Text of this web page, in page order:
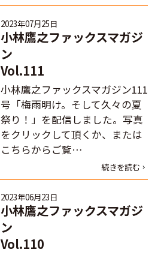
2023年07月25日
小林鷹之ファックスマガジ
ン
Vol.111
小林鷹之ファックスマガジン111
号「梅雨明け。そして久々の夏
祭り！」を配信しました。写真
をクリックして頂くか、または
こちらからご覧…
続きを読む
2023年06月23日
小林鷹之ファックスマガジ
ン
Vol.110